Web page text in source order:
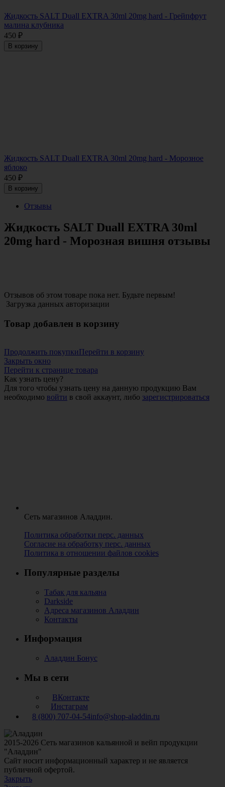
Жидкость SALT Duall EXTRA 30ml 20mg hard - Грейпфрут
малина клубника
450 ₽
В корзину
Жидкость SALT Duall EXTRA 30ml 20mg hard - Морозное
яблоко
450 ₽
В корзину
Отзывы
Жидкость SALT Duall EXTRA 30ml
20mg hard - Морозная вишня отзывы
Отзывов об этом товаре пока нет. Будьте первым!
Загрузка данных авторизации
Товар добавлен в корзину
Продолжить покупкиПерейти в корзину
Закрыть окно
Перейти к странице товара
Как узнать цену?
Для того чтобы узнать цену на данную продукцию Вам
необходимо войти в свой аккаунт, либо зарегистрироваться
Сеть магазинов Аладдин.
Политика обработки перс. данных
Согласие на обработку перс. данных
Политика в отношении файлов cookies
Популярные разделы
Табак для кальяна
Darkside
Адреса магазинов Аладдин
Контакты
Информация
Аладдин Бонус
Мы в сети
ВКонтакте
Инстаграм
8 (800) 707-04-54info@shop-aladdin.ru
2015-2026 Сеть магазинов кальянной и вейп продукции
"Аладдин"
Сайт носит информационный характер и не является
публичной офертой.
Закрыть